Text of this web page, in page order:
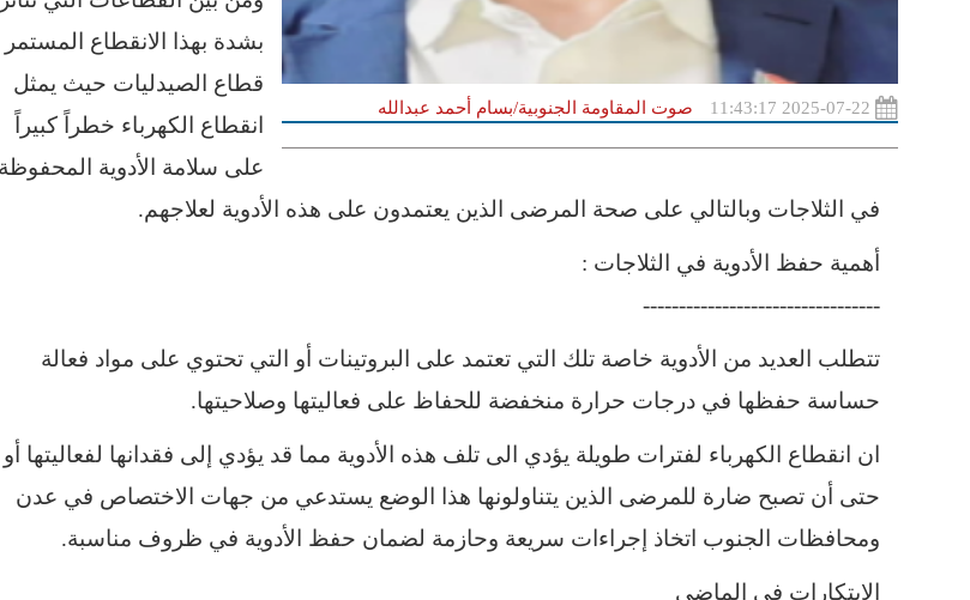
صوت المقاومة الجنوبية/بسام أحمد عبدالله
بشدة بهذا الانقطاع المستمر
قطاع الصيدليات حيث يمثل
انقطاع الكهرباء خطراً كبيراً
على سلامة الأدوية المحفوظة
في الثلاجات وبالتالي على صحة المرضى الذين يعتمدون على هذه الأدوية لعلاجهم.
أهمية حفظ الأدوية في الثلاجات :
---------------------------------
تتطلب العديد من الأدوية خاصة تلك التي تعتمد على البروتينات أو التي تحتوي على مواد فعالة
حساسة حفظها في درجات حرارة منخفضة للحفاظ على فعاليتها وصلاحيتها.
ان انقطاع الكهرباء لفترات طويلة يؤدي الى تلف هذه الأدوية مما قد يؤدي إلى فقدانها لفعاليتها أو
حتى أن تصبح ضارة للمرضى الذين يتناولونها هذا الوضع يستدعي من جهات الاختصاص في عدن
ومحافظات الجنوب اتخاذ إجراءات سريعة وحازمة لضمان حفظ الأدوية في ظروف مناسبة.
الابتكارات في الماضي